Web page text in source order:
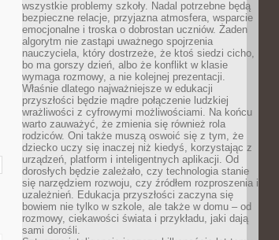
wszystkie problemy szkoły. Nadal potrzebne będą
bezpieczne relacje, przyjazna atmosfera, wsparcie
emocjonalne i troska o dobrostan uczniów. Żaden
algorytm nie zastąpi uważnego spojrzenia
nauczyciela, który dostrzeże, że ktoś siedzi cicho,
bo ma gorszy dzień, albo że konflikt w klasie
wymaga rozmowy, a nie kolejnej prezentacji.
Właśnie dlatego najważniejsze w edukacji
przyszłości będzie mądre połączenie ludzkiej
wrażliwości z cyfrowymi możliwościami. Na końcu
warto zauważyć, że zmienia się również rola
rodziców. Oni także muszą oswoić się z tym, że
dziecko uczy się inaczej niż kiedyś, korzystając z
urządzeń, platform i inteligentnych aplikacji. Od
dorosłych będzie zależało, czy technologia stanie
się narzędziem rozwoju, czy źródłem rozproszenia i
uzależnień. Edukacja przyszłości zaczyna się
bowiem nie tylko w szkole, ale także w domu – od
rozmowy, ciekawości świata i przykładu, jaki dają
sami dorośli.